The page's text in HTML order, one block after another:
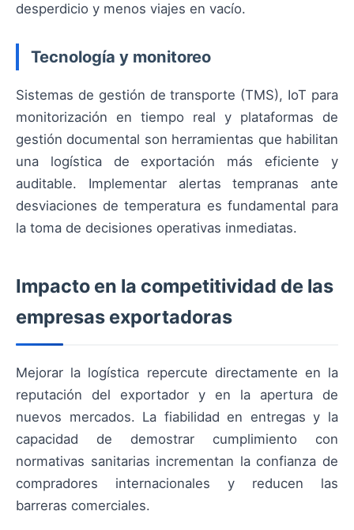
desperdicio y menos viajes en vacío.
Tecnología y monitoreo
Sistemas de gestión de transporte (TMS), IoT para
monitorización en tiempo real y plataformas de
gestión documental son herramientas que habilitan
una logística de exportación más eficiente y
auditable. Implementar alertas tempranas ante
desviaciones de temperatura es fundamental para
la toma de decisiones operativas inmediatas.
Impacto en la competitividad de las
empresas exportadoras
Mejorar la logística repercute directamente en la
reputación del exportador y en la apertura de
nuevos mercados. La fiabilidad en entregas y la
capacidad de demostrar cumplimiento con
normativas sanitarias incrementan la confianza de
compradores internacionales y reducen las
barreras comerciales.